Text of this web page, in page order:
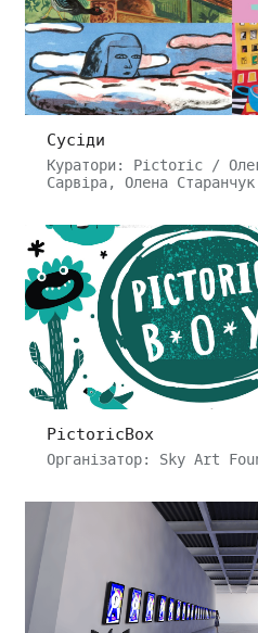
Сусіди
Куратори: Pictoric /
Сарвіра, Олена Старанчук
PictoricBox
Організатор: Sky Art